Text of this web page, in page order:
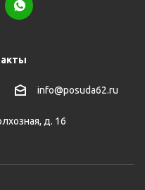
info@posuda62.ru
д. 16